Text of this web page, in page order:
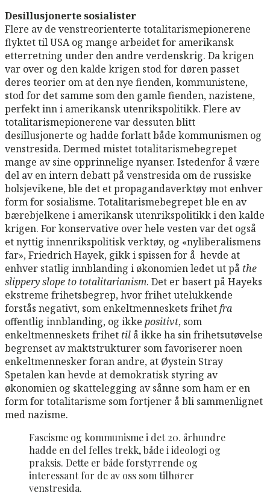
Desillusjonerte sosialister
Flere av de venstreorienterte totalitarismepionerene
flyktet til USA og mange arbeidet for amerikansk
etterretning under den andre verdenskrig. Da krigen
var over og den kalde krigen stod for døren passet
deres teorier om at den nye fienden, kommunistene,
stod for det samme som den gamle fienden, nazistene,
perfekt inn i amerikansk utenrikspolitikk. Flere av
totalitarismepionerene var dessuten blitt
desillusjonerte og hadde forlatt både kommunismen og
venstresida. Dermed mistet totalitarismebegrepet
mange av sine opprinnelige nyanser. Istedenfor å være
del av en intern debatt på venstresida om de russiske
bolsjevikene, ble det et propagandaverktøy mot enhver
form for sosialisme. Totalitarismebegrepet ble en av
bærebjelkene i amerikansk utenrikspolitikk i den kalde
krigen. For konservative over hele vesten var det også
et nyttig innenrikspolitisk verktøy, og «nyliberalismens
far», Friedrich Hayek, gikk i spissen for å hevde at
enhver statlig innblanding i økonomien ledet ut på the
slippery slope to totalitarianism. Det er basert på Hayeks
ekstreme frihetsbegrep, hvor frihet utelukkende
forstås negativt, som enkeltmenneskets frihetfra
offentlig innblanding, og ikke positivt, som
enkeltmenneskets frihet til å ikke ha sin frihetsutøvelse
begrenset av maktstrukturer som favoriserer noen
enkeltmennesker foran andre, at Øystein Stray
Spetalen kan hevde at demokratisk styring av
økonomien og skattelegging av sånne som ham er en
form for totalitarisme som fortjener å bli sammenlignet
med nazisme.
Fascisme og kommunisme i det 20. århundre
hadde en del felles trekk, både i ideologi og
praksis. Dette er både forstyrrende og
interessant for de av oss som tilhører
venstresida.